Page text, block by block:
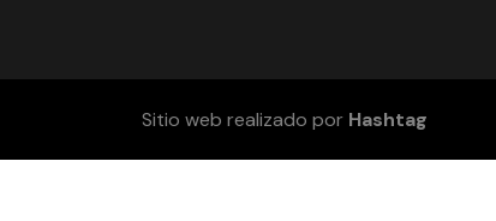
Sitio web realizado por Hashtag